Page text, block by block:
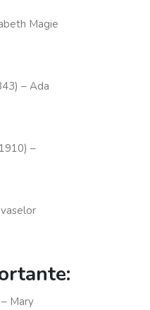
Magie
– Ada
–
Mary